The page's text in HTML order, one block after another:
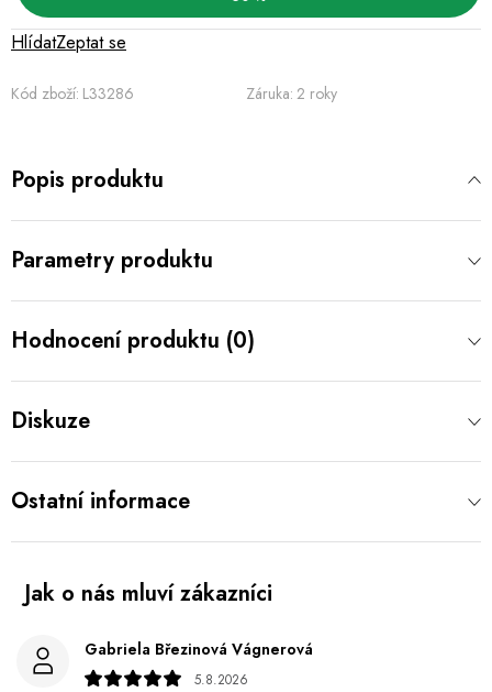
Kód zboží: L33286 Záruka: 2 roky
Zeptat se
Hlídat
Popis produktu
Parametry produktu
Hodnocení produktu (0)
Diskuze
Ostatní informace
Gabriela Březinová Vágnerová
5.8.2026